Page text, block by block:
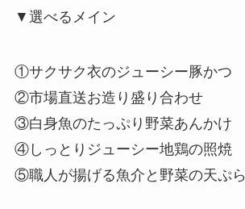
▼選べるメイン
①サクサク衣のジューシー豚かつ
②市場直送お造り盛り合わせ
③白身魚のたっぷり野菜あんかけ
④しっとりジューシー地鶏の照焼
⑤職人が揚げる魚介と野菜の天ぷら